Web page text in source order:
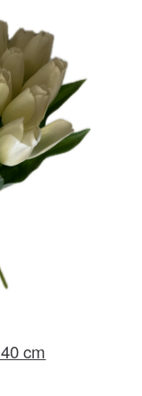
cm